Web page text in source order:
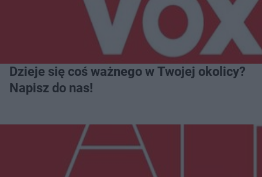
Dzieje się coś ważnego w Twojej okolicy?
Napisz do nas!
Więcej